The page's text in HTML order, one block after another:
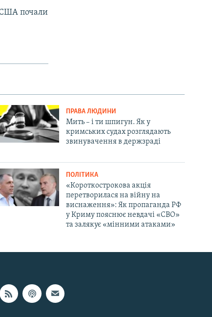
США почали
ПРАВА ЛЮДИНИ
Мить – і ти шпигун. Як у
кримських судах розглядають
звинувачення в держзраді
ПОЛІТИКА
«Короткострокова акція
перетворилася на війну на
виснаження»: Як пропаганда РФ
у Криму пояснює невдачі «СВО»
та залякує «мінними атаками»